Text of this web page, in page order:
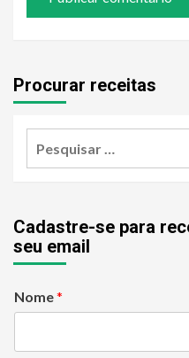
Procurar receitas
Cadastre-se para
seu email
Nome*